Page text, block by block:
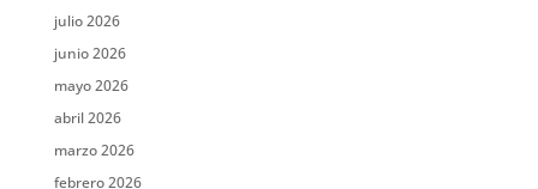
julio 2026
junio 2026
mayo 2026
abril 2026
marzo 2026
febrero 2026